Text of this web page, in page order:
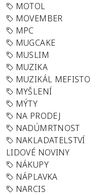
MOTOL
MOVEMBER
MPC
MUGCAKE
MUSLIM
MUZIKA
MUZIKÁL MEFISTO
MYŠLENÍ
MÝTY
NA PRODEJ
NADÚMRTNOST
NAKLADATELSTVÍ
LIDOVÉ NOVINY
NÁKUPY
NÁPLAVKA
NARCIS